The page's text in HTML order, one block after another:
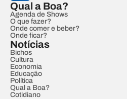
Qual a Boa?
Agenda de Shows
O que fazer?
Onde comer e beber?
Onde ficar?
Notícias
Bichos
Cultura
Economia
Educação
Política
Qual a Boa?
Cotidiano